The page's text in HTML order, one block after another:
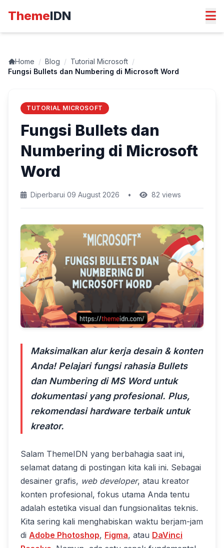
ThemeIDN
Home / Blog / Tutorial Microsoft /
Fungsi Bullets dan Numbering di Microsoft Word
TUTORIAL MICROSOFT
Fungsi Bullets dan
Numbering di Microsoft
Word
Diperbarui 09 August 2026 • 82 views
Maksimalkan alur kerja desain & konten
Anda! Pelajari fungsi rahasia Bullets
dan Numbering di MS Word untuk
dokumentasi yang profesional. Plus,
rekomendasi hardware terbaik untuk
kreator.
Salam ThemeIDN yang berbahagia saat ini,
selamat datang di postingan kita kali ini. Sebagai
desainer grafis, web developer, atau kreator
konten profesional, fokus utama Anda tentu
adalah estetika visual dan fungsionalitas teknis.
Kita sering kali menghabiskan waktu berjam-jam
di Adobe Photoshop, Figma, atau DaVinci